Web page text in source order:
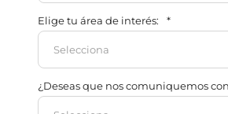
Elige tu área de interés: *
¿Deseas que nos comuniquemos